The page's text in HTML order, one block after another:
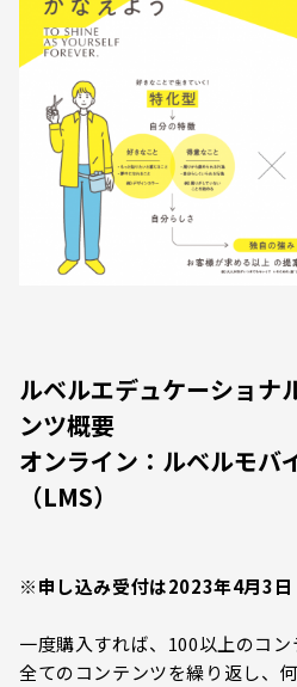
ルベルエデュケーショナ
ンツ概要
オンライン：ルベルモバ
（LMS）
※申し込み受付は2023年4月3日
一度購入すれば、100以上のコン
全てのコンテンツを繰り返し、